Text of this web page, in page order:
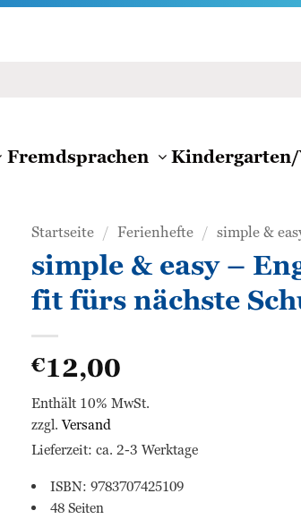
Fremdsprachen
Startseite / Ferienhefte / simple &
simple & easy –
fit fürs nächste
€12,00
Enthält 10% MwSt.
zzgl.Versand
Lieferzeit: ca. 2-3 Werktage
ISBN: 9783707425109
48 Seiten